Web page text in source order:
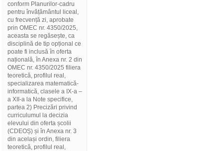
conform Planurilor-cadru
pentru învățământul liceal,
cu frecvență zi, aprobate
prin OMEC nr. 4350/2025,
aceasta se regăsește, ca
disciplină de tip opțional ce
poate fi inclusă în oferta
națională, în Anexa nr. 2 din
OMEC nr. 4350/2025 filiera
teoretică, profilul real,
specializarea matematică-
informatică, clasele a IX-a –
a XII-a la Note specifice,
partea 2) Precizări privind
curriculumul la decizia
elevului din oferta școlii
(CDEOȘ) și în Anexa nr. 3
din același ordin, filiera
teoretică, profilul real,